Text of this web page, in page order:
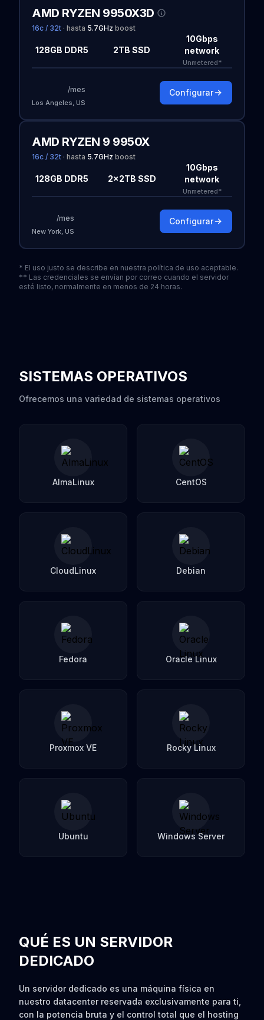
AMD RYZEN 9950X3D
16c / 32t · hasta 5.7GHz boost
128GB DDR5 2TB SSD
10Gbps
network
Unmetered*
/mes
Los Angeles, US
Configurar
AMD RYZEN 9 9950X
16c / 32t · hasta 5.7GHz boost
128GB DDR5 2×2TB SSD
10Gbps
network
Unmetered*
/mes
New York, US
Configurar
* El uso justo se describe en nuestra política de uso aceptable.
** Las credenciales se envían por correo cuando el servidor
esté listo, normalmente en menos de 24 horas.
SISTEMAS OPERATIVOS
Ofrecemos una variedad de sistemas operativos
AlmaLinux CentOS
CloudLinux Debian
Fedora Oracle Linux
Proxmox VE Rocky Linux
Ubuntu Windows Server
QUÉ ES UN SERVIDOR
DEDICADO
Un servidor dedicado es una máquina física en
nuestro datacenter reservada exclusivamente para ti,
con la potencia bruta y el control total que el hosting